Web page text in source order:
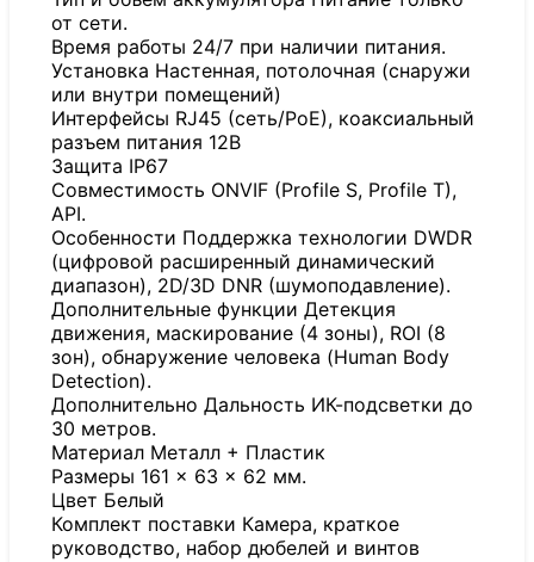
от сети.
Время работы 24/7 при наличии питания.
Установка Настенная, потолочная (снаружи
или внутри помещений)
Интерфейсы RJ45 (сеть/PoE), коаксиальный
разъем питания 12В
Защита IP67
Совместимость ONVIF (Profile S, Profile T),
API.
Особенности Поддержка технологии DWDR
(цифровой расширенный динамический
диапазон), 2D/3D DNR (шумоподавление).
Дополнительные функции Детекция
движения, маскирование (4 зоны), ROI (8
зон), обнаружение человека (Human Body
Detection).
Дополнительно Дальность ИК-подсветки до
30 метров.
Материал Металл + Пластик
Размеры 161 × 63 × 62 мм.
Цвет Белый
Комплект поставки Камера, краткое
руководство, набор дюбелей и винтов